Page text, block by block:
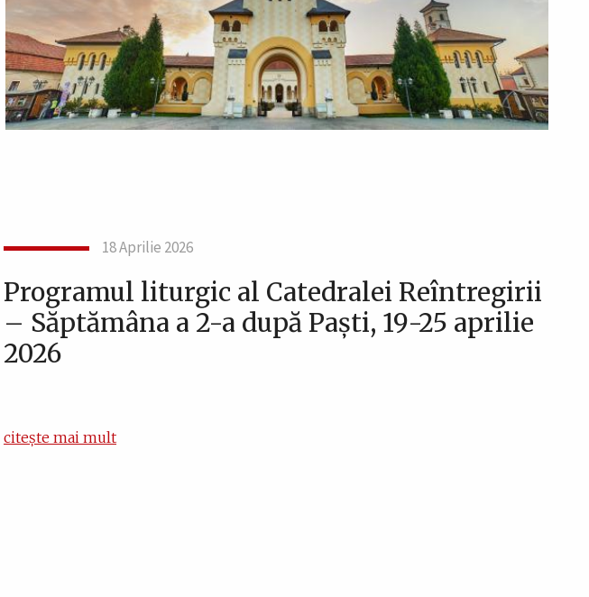
18 Aprilie 2026
Programul liturgic al Catedralei Reîntregirii
– Săptămâna a 2-a după Paști, 19-25 aprilie
2026
citește mai mult